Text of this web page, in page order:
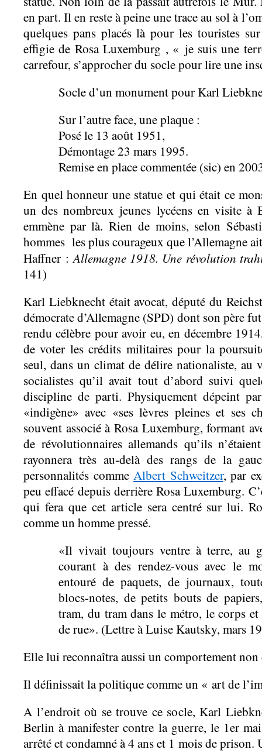
en part. Il en reste à peine une trace au sol à
quelques pans placés là pour les touristes
effigie de Rosa Luxemburg , « je suis une
carrefour, s’approcher du socle pour lire une
Socle d’un monument pour Karl
Sur l’autre face, une plaque :
Posé le 13 août 1951,
Démontage 23 mars 1995.
Remise en place commentée (sic) en
En quel honneur une statue et qui était ce
un des nombreux jeunes lycéens en visite à
emmène par là. Rien de moins, selon
hommes les plus courageux que l’Allemagne
Haffner :Allemagne 1918. Une révolution
141)
Karl Liebknecht était avocat, député du
démocrate d’Allemagne (SPD) dont son père
rendu célèbre pour avoir eu, en décembre
de voter les crédits militaires pour la
seul, dans un climat de délire nationaliste, au
socialistes qu’il avait tout d’abord suivi
discipline de parti. Physiquement dépeint
«indigène» avec «ses lèvres pleines et ses
souvent associé à Rosa Luxemburg, formant
de révolutionnaires allemands qu’ils
rayonnera très au-delà des rangs de la
personnalités comme Albert Schweitzer, par
peu effacé depuis derrière Rosa Luxemburg.
qui fera que cet article sera centré sur lui.
comme un homme pressé.
«Il vivait toujours ventre à terre, au
courant à des rendez-vous avec le
entouré de paquets, de journaux,
blocs-notes, de petits bouts de
tram, du tram dans le métro, le corps et
de rue». (Lettre à Luise Kautsky, mars
Elle lui reconnaîtra aussi un comportement
Il définissait la politique comme un « art de
A l’endroit où se trouve ce socle, Karl
Berlin à manifester contre la guerre, le 1er
arrêté et condamné à 4 ans et 1 mois de